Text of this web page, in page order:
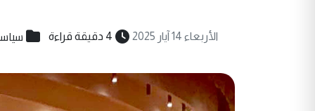
الأربعاء 14 آيار 2025 4 دقيقة قراءة